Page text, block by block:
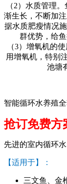
（2）水质管理
渐生长，不断加
据水质肥瘦情况
群优势，给
（3）增氧机的
用增氧机，特别
池塘
智能循环水养殖
抢订免费方
先进的室内循环
【适用于】：
三文鱼、金